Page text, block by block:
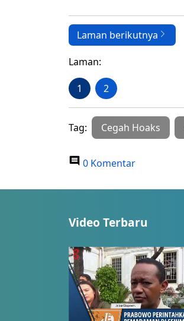
Laman berikutnya
Laman:
1 2
Tag: Cegah Hoaks
0 Komentar
Video Terbaru